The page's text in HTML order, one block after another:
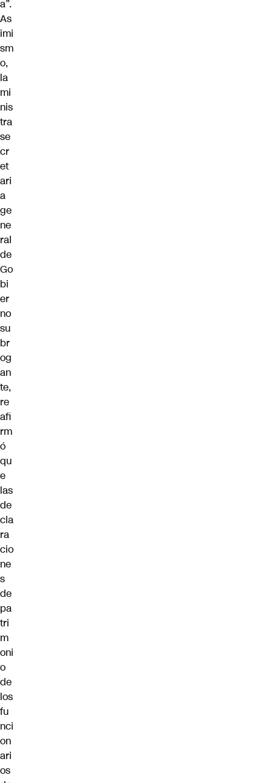
a”.
As
imi
sm
o,
la
mi
nis
tra
se
cr
et
ari
a
ge
ne
ral
de
Go
bi
er
no
su
br
og
an
te,
re
afi
rm
ó
qu
e
las
de
cla
ra
cio
ne
s
de
pa
tri
m
oni
o
de
los
fu
nci
on
ari
os